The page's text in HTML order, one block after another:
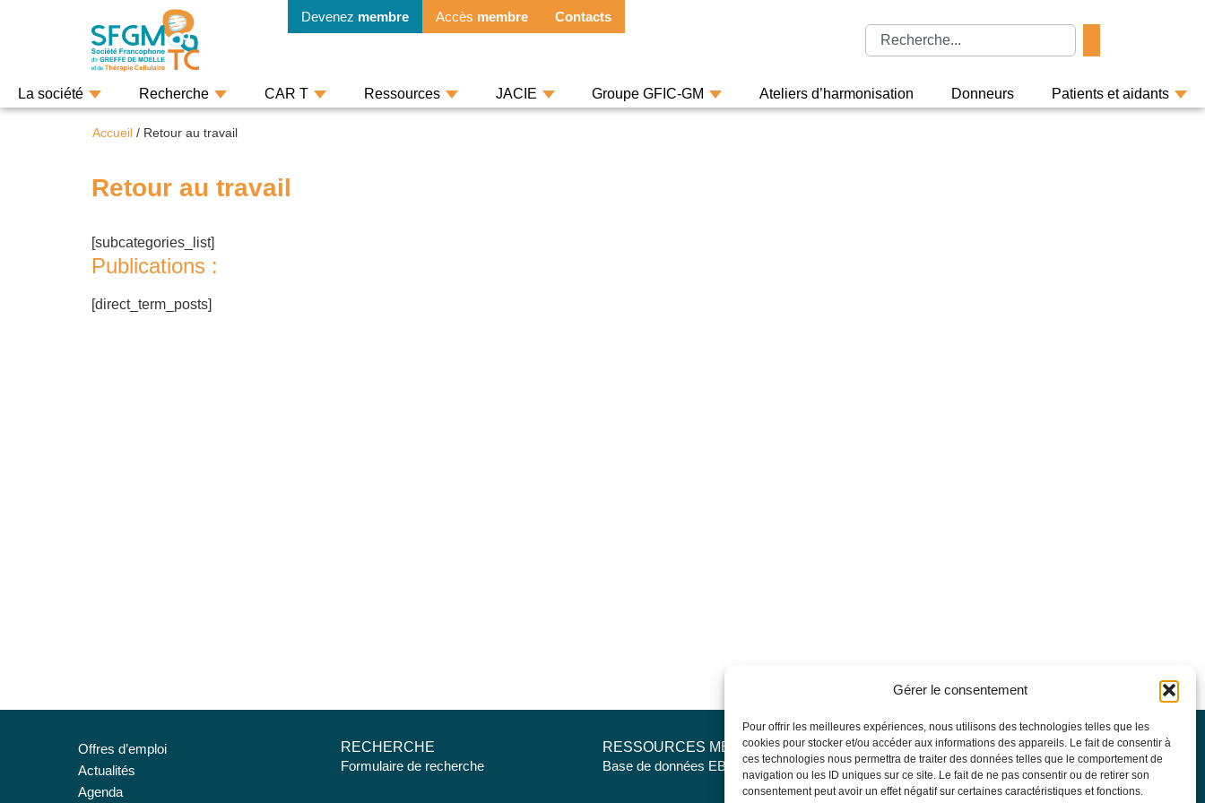
Gérer le consentement
Pour offrir les meilleures expériences, nous utilisons des technologies telles que les
cookies pour stocker et/ou accéder aux informations des appareils. Le fait de consentir à
ces technologies nous permettra de traiter des données telles que le comportement de
navigation ou les ID uniques sur ce site. Le fait de ne pas consentir ou de retirer son
consentement peut avoir un effet négatif sur certaines caractéristiques et fonctions.
Devenez membre Accès membre Contacts
La société Recherche CAR T Ressources JACIE Groupe GFIC-GM Ateliers d’harmonisation Donneurs Patients et aidants
Accueil / Retour au travail
Retour au travail
[subcategories_list]
Publications :
[direct_term_posts]
Offres d’emploi
Actualités
Agenda
RECHERCHE
Formulaire de recherche
RESSOURCES MÉDICALES
Base de données EBMT Registry
SFGM-TC
Statuts
Conseil d’administration